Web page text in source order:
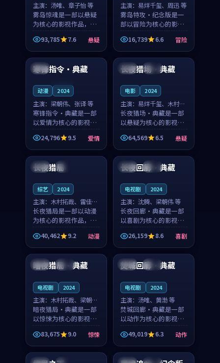
主演： 汤唯、章子怡 等
雾岛惊魂是一部以悬疑
为核心的影视作品，围
绕危机、反转与人物成
长展开，整体节奏紧
凑，值得推荐观看。
93,785 7.6 悬疑
主演： 易烊千玺、周迅 等
雾岛特攻·纪念版是一
部以冒险为核心的影视
作品，围绕危机、反转
与人物成长展开，整体
节奏紧凑，值得推荐观
看。
16,739 6.6 冒险
中国
寒锋指令·典藏
动漫 2024
主演： 梁朝伟、张译 等
寒锋指令·典藏是一部
以爱情为核心的影视作
品，围绕危机、反转与
人物成长展开，整体节
奏紧凑，值得推荐观
24,796 9.5 爱情
中国 高分
长夜猎场·典藏
电影 2024
主演： 易烊千玺、木村拓
哉 等
长夜猎场·典藏是一部
以悬疑为核心的影视作
品，围绕危机、反转与
人物成长展开，整体节
奏紧凑，值得推荐观
64,569 6.5 悬疑
中国 院线
长夜猎局
综艺 2024
主演： 木村拓哉、雷佳音
等
长夜猎局是一部以动漫
为核心的影视作品，围
绕危机、反转与人物成
长展开，整体节奏紧
凑，值得推荐观看。
40,462 9.2 动漫
中国 热播
长夜回廊·典藏
电视剧 2024
主演： 沈腾、梁朝伟 等
长夜回廊·典藏是一部
以喜剧为核心的影视作
品，围绕危机、反转与
人物成长展开，整体节
奏紧凑，值得推荐观
看。
26,159 8.6 喜剧
美国 高分
暗夜猎局·典藏
电视剧 2024
主演： 木村拓哉、梁朝伟
等
暗夜猎局·典藏是一部
以惊悚为核心的影视作
品，围绕危机、反转与
人物成长展开，整体节
奏紧凑，值得推荐观
看。
83,675 9.0 惊悚
法国 杜比
焚城回廊·典藏
电视剧 2024
主演： 汤唯、黄渤 等
焚城回廊·典藏是一部
以动作为核心的影视作
品，围绕危机、反转与
人物成长展开，整体节
奏紧凑，值得推荐观
看。
49,019 6.3 动作